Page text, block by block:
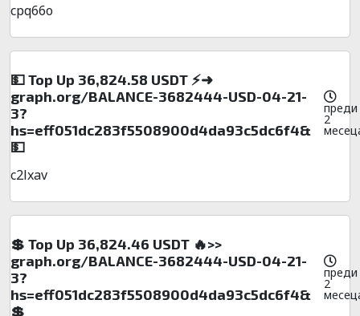
cpq66o
💵 Top Up 36,824.58 USDT ⚡➜
graph.org/BALANCE-3682444-USD-04-21-
3?
hs=eff051dc283f5508900d4da93c5dc6f4&
💵
преди
2
c2lxav
💲 Top Up 36,824.46 USDT 🔥>>
graph.org/BALANCE-3682444-USD-04-21-
3?
hs=eff051dc283f5508900d4da93c5dc6f4&
💲
преди
2